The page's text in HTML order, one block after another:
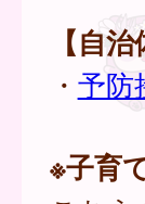
【自
・ 予防
※子育